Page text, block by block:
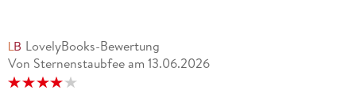
LovelyBooks-Bewertung
Von Sternenstaubfee am 13.06.2026